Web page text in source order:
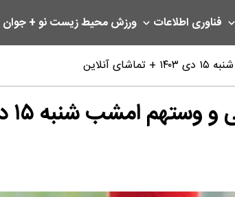
فناوری اطلاعات ورزشمحیط زیستنو + جوان
۱۵ دی ۱۴۰۳ + تماشای آنلاین